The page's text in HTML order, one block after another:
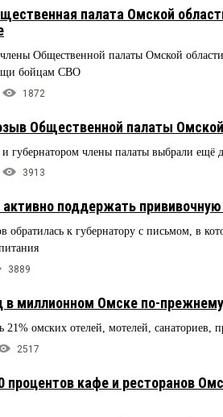
палата Омской
Общественной палаты Омской
бойцам СВО
1872
Общественной палаты
губернатором члены палаты выбрали ещё
3913
поддержать
обратилась к губернатору с письмом, в
3889
в миллионном Омске по-
омских отелей, мотелей, санаториев,
2517
процентов кафе и ресторанов